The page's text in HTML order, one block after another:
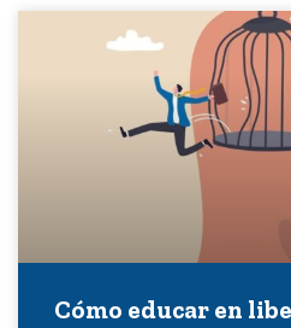
Cómo educar en